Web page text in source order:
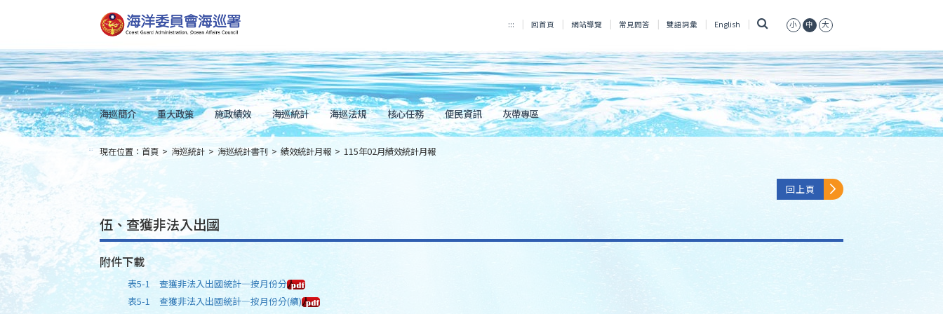
到
主
內
容
Skip
to
main
content
::: 回首頁 網站導覽 常見問答 雙語詞彙 English 小 中 大
海巡簡介 重大政策 施政績效 海巡統計 海巡法規 核心任務 便民資訊 灰帶專區
::: 現在位置： 首頁 > 海巡統計 > 海巡統計書刊 > 績效統計月報 > 115年02月績效統計月報
回上頁
伍、查獲非法入出國
附件下載
表5-1 查獲非法入出國統計—按月份分
表5-1 查獲非法入出國統計—按月份分(續)